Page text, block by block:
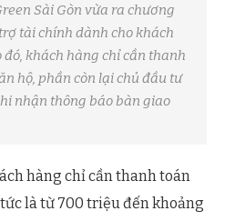
Sài Gòn vừa ra chương
tài chính dành cho khách
đó, khách hàng chỉ cần thanh
hộ, phần còn lại chủ đầu tư
nhận thông báo bàn giao
hàng chỉ cần thanh toán
là từ 700 triệu đến khoảng